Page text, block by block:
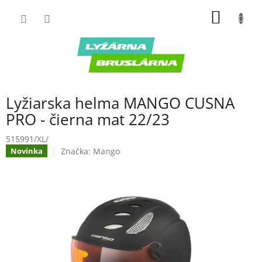
Lyžiarska helma MANGO CUSNA
PRO - čierna mat 22/23
515991/XL/
Novinka Značka: Mango